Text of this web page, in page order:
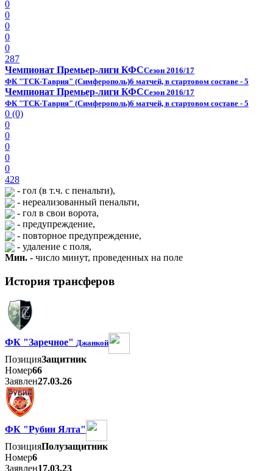
0
0
0
0
0
287
Чемпионат Премьер-лиги КФССезон 2016/17
ФК "ТСК-Таврия" (Симферополь)6 матчей, в стартовом составе - 5
Чемпионат Премьер-лиги КФССезон 2016/17
ФК "ТСК-Таврия" (Симферополь)6 матчей, в стартовом составе - 5
0 (0)
0
0
0
0
0
428
- гол (в т.ч. с пенальти),
- нереализованный пенальти,
- гол в свои ворота,
- предупреждение,
- повторное предупреждение,
- удаление с поля,
Мин. - число минут, проведенных на поле
История трансферов
ФК "Заречное" Джанкой
ПозицияЗащитник
Номер66
Заявлен27.03.26
ФК "Рубин Ялта"
ПозицияПолузащитник
Номер6
Заявлен17.03.23